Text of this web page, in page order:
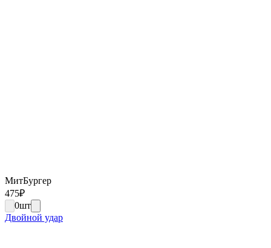
МитБургер
475₽
0шт
Двойной удар